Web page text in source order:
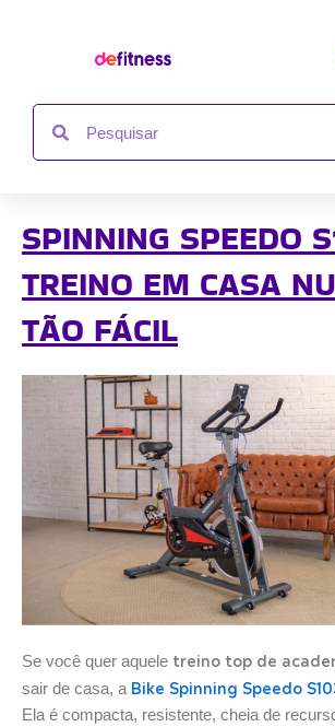
SPINNING SPEEDO
TREINO EM CASA
TÃO FÁCIL
Se você quer aquele treino top de
sair de casa, a Bike Spinning Speedo
Ela é compacta, resistente, cheia de